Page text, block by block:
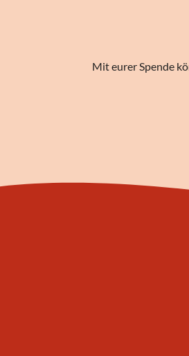
Mit eurer Spende